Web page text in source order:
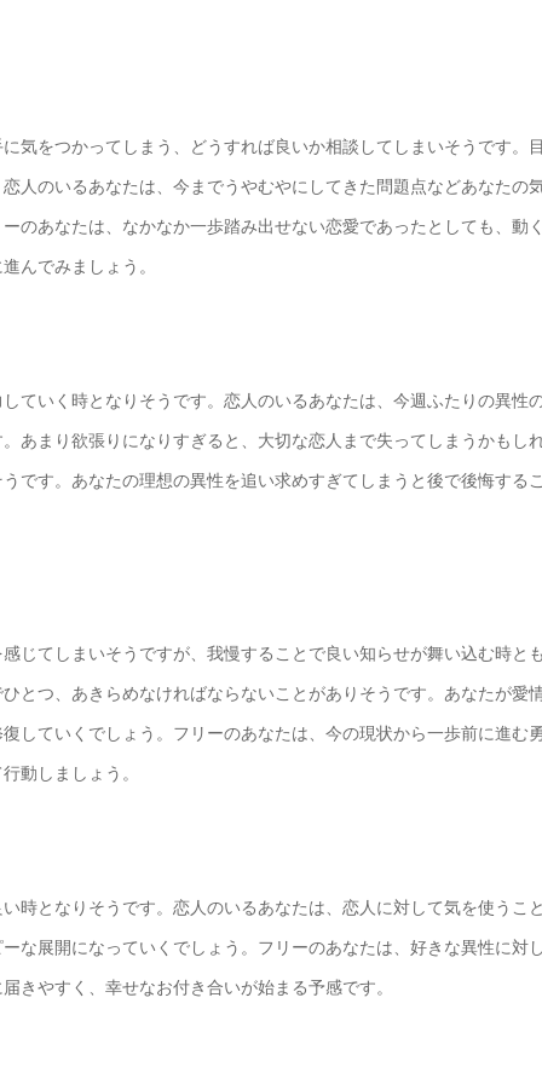
気をつかってしまう、どうすれば良いか相談してしまいそうです。目
人のいるあなたは、今までうやむやにしてきた問題点などあなたの
のあなたは、なかなか一歩踏み出せない恋愛であったとしても、動く
んでみましょう。
ていく時となりそうです。恋人のいるあなたは、今週ふたりの異性
あまり欲張りになりすぎると、大切な恋人まで失ってしまうかもし
です。あなたの理想の異性を追い求めすぎてしまうと後で後悔するこ
じてしまいそうですが、我慢することで良い知らせが舞い込む時とも
とつ、あきらめなければならないことがありそうです。あなたが愛
していくでしょう。フリーのあなたは、今の現状から一歩前に進む勇
動しましょう。
時となりそうです。恋人のいるあなたは、恋人に対して気を使うこと
な展開になっていくでしょう。フリーのあなたは、好きな異性に対し
きやすく、幸せなお付き合いが始まる予感です。